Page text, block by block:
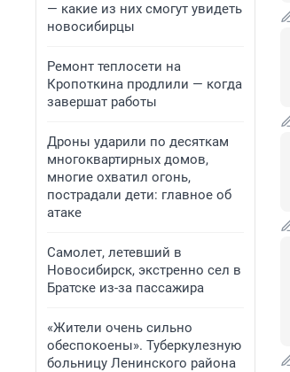
— какие из них смогут увидеть
новосибирцы
Ремонт теплосети на
Кропоткина продлили — когда
завершат работы
Дроны ударили по десяткам
многоквартирных домов,
многие охватил огонь,
пострадали дети: главное об
атаке
Самолет, летевший в
Новосибирск, экстренно сел в
Братске из-за пассажира
«Жители очень сильно
обеспокоены». Туберкулезную
больницу Ленинского района